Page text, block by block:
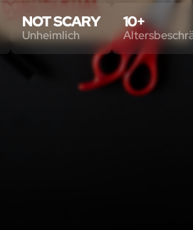
NOT SCARY
Unheimlich
10+